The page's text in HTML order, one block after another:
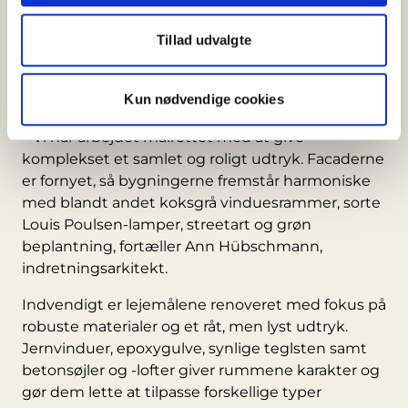
Tillad udvalgte
Kun nødvendige cookies
etapevist i takt med til- og fraflytning. Teknikken
er opgraderet, planløsningerne justeret og
op til nutidens krav til fleksible og funktionelle
arbejdspladser.
– Vi har arbejdet målrettet med at give
komplekset et samlet og roligt udtryk. Facaderne
er fornyet, så bygningerne fremstår harmoniske
med blandt andet koksgrå vinduesrammer, sorte
Louis Poulsen-lamper, streetart og grøn
beplantning, fortæller Ann Hübschmann,
indretningsarkitekt.
Indvendigt er lejemålene renoveret med fokus på
robuste materialer og et råt, men lyst udtryk.
Jernvinduer, epoxygulve, synlige teglsten samt
betonsøjler og -lofter giver rummene karakter og
gør dem lette at tilpasse forskellige typer